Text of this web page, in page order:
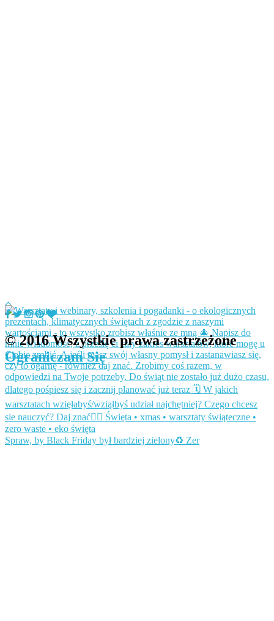
Spraw, by Black Friday był bardziej zielony♻️ Zer
© 2016 Wszystkie prawa zastrzeżone
Ograniczam Się